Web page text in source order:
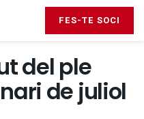
FES-TE SOCI
del ple
de juliol